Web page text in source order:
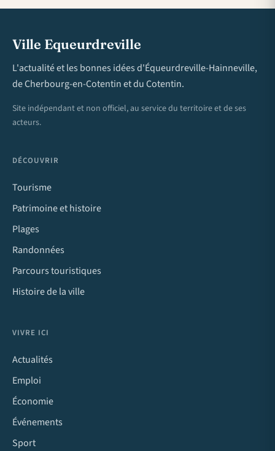
Ville Equeurdreville
L'actualité et les bonnes idées d'Équeurdreville-Hainneville,
de Cherbourg-en-Cotentin et du Cotentin.
Site indépendant et non officiel, au service du territoire et de ses
acteurs.
DÉCOUVRIR
Tourisme
Patrimoine et histoire
Plages
Randonnées
Parcours touristiques
Histoire de la ville
VIVRE ICI
Actualités
Emploi
Économie
Événements
Sport